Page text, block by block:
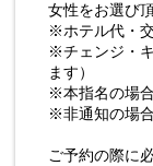
女性をお選び
※ホテル代・
※チェンジ・
ます）
※本指名の場
※非通知の場
ご予約の際に